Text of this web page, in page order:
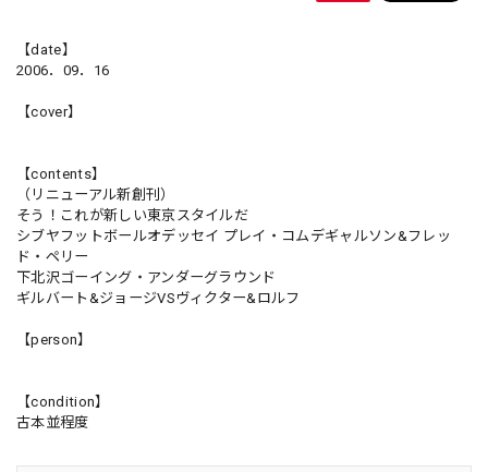
【date】
2006．09．16
【cover】
【contents】
（リニューアル新創刊）
そう！これが新しい東京スタイルだ
シブヤフットボールオデッセイ プレイ・コムデギャルソン&フレッ
ド・ペリー
下北沢ゴーイング・アンダーグラウンド
ギルバート&ジョージVSヴィクター&ロルフ
【person】
【condition】
古本並程度